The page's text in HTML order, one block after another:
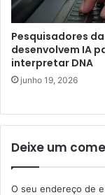
Pesquisadores da
desenvolvem IA
interpretar DNA
junho 19, 2026
Deixe um
O seu endereço de